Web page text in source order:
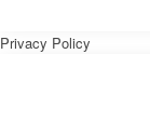
Privacy Policy